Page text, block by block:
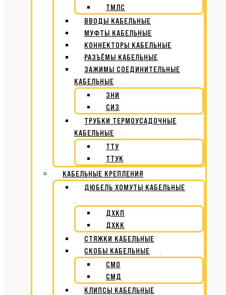
ТМЛС
ВВОДЫ КАБЕЛЬНЫЕ
МУФТЫ КАБЕЛЬНЫЕ
КОННЕКТОРЫ КАБЕЛЬНЫЕ
РАЗЪЁМЫ КАБЕЛЬНЫЕ
ЗАЖИМЫ СОЕДИНИТЕЛЬНЫЕ
КАБЕЛЬНЫЕ
ЗНИ
СИЗ
ТРУБКИ ТЕРМОУСАДОЧНЫЕ
КАБЕЛЬНЫЕ
ТТУ
ТТУК
КАБЕЛЬНЫЕ КРЕПЛЕНИЯ
ДЮБЕЛЬ ХОМУТЫ КАБЕЛЬНЫЕ
ДХКП
ДХКК
СТЯЖКИ КАБЕЛЬНЫЕ
СКОБЫ КАБЕЛЬНЫЕ
СМО
СМД
КЛИПСЫ КАБЕЛЬНЫЕ